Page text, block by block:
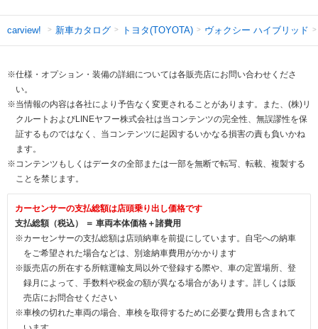
carview! 新車カタログ トヨタ(TOYOTA) ヴォクシー ハイブリッド
※仕様・オプション・装備の詳細については各販売店にお問い合わせくださ
い。
※当情報の内容は各社により予告なく変更されることがあります。また、(株)リ
クルートおよびLINEヤフー株式会社は当コンテンツの完全性、無誤謬性を保
証するものではなく、当コンテンツに起因するいかなる損害の責も負いかね
ます。
※コンテンツもしくはデータの全部または一部を無断で転写、転載、複製する
ことを禁じます。
カーセンサーの支払総額は店頭乗り出し価格です
支払総額（税込） ＝ 車両本体価格＋諸費用
※カーセンサーの支払総額は店頭納車を前提にしています。自宅への納車
をご希望された場合などは、別途納車費用がかかります
※販売店の所在する所轄運輸支局以外で登録する際や、車の定置場所、登
録月によって、手数料や税金の額が異なる場合があります。詳しくは販
売店にお問合せください
※車検の切れた車両の場合、車検を取得するために必要な費用も含まれて